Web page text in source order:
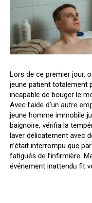
Lors de ce premier jour,
jeune patient totalement
incapable de bouger le
Avec l’aide d’un autre
jeune homme immobile
baignoire, vérifia la
laver délicatement avec
n’était interrompu que
fatigués de l’infirmière.
événement inattendu fit